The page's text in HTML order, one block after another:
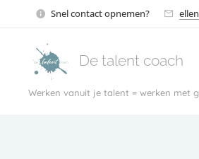
Snel contact opnemen?
De talent coach
Werken vanuit je talent = werken met